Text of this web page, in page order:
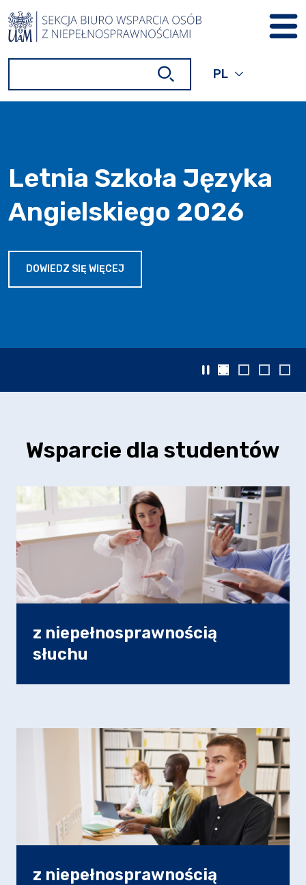
PRZEJDŹ DO TREŚCI
PL
OBECNY
POLSKI,
ROZWIŃ, ABY
Letnia Szkoła Języka
Angielskiego 2026
DOWIEDZ SIĘ WIĘCEJ
Zatrzymaj slajder
Wsparcie dla studentów
z niepełnosprawnością
słuchu
z niepełnosprawnością